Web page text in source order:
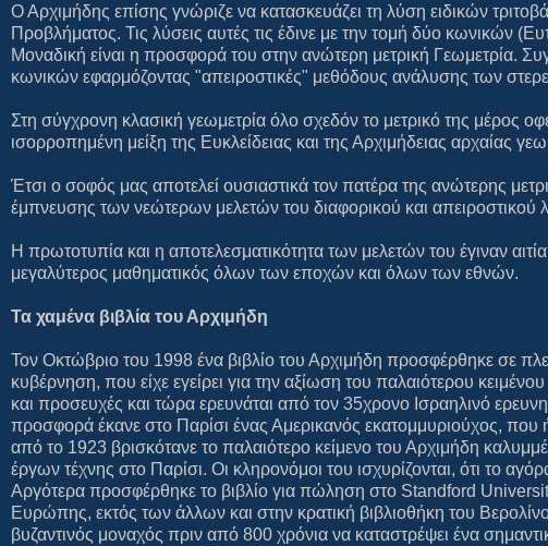
Ο Αρχιμήδης επίσης γνώριζε να κατασκευάζει τη λύση ειδικών
Προβλήματος. Τις λύσεις αυτές τις έδινε με την τομή δύο κωνικών
Μοναδική είναι η προσφορά του στην ανώτερη μετρική Γεωμετρία.
κωνικών εφαρμόζοντας "απειροστικές" μεθόδους ανάλυσης των
Στη σύγχρονη κλασική γεωμετρία όλο σχεδόν το μετρικό της μέρος
ισορροπημένη μείξη της Ευκλείδειας και της Αρχιμήδειας αρχαίας
Έτσι ο σοφός μας αποτελεί ουσιαστικά τον πατέρα της ανώτερης
έμπνευσης των νεώτερων μελετών του διαφορικού και απειροστικού
Η πρωτοτυπία και η αποτελεσματικότητα των μελετών του έγιναν
μεγαλύτερος μαθηματικός όλων των εποχών και όλων των εθνών.
Τα χαμένα βιβλία του Αρχιμήδη
Τον Οκτώβριο του 1998 ένα βιβλίο του Αρχιμήδη προσφέρθηκε σε
κυβέρνηση, που είχε εγείρει για την αξίωση του παλαιότερου
και προσευχές και τώρα ερευνάται από τον 35χρονο Ισραηλινό
προσφορά έκανε στο Παρίσι ένας Αμερικανός εκατομμυριούχος,
από το 1923 βρισκότανε το παλαιότερο κείμενο του Αρχιμήδη
έργων τέχνης στο Παρίσι. Oι κληρονόμοι του ισχυρίζονται, ότι το
Αργότερα προσφέρθηκε το βιβλίο για πώληση στο Standford
Ευρώπης, εκτός των άλλων και στην κρατική βιβλιοθήκη του
βυζαντινός μοναχός πριν από 800 χρόνια να καταστρέψει ένα